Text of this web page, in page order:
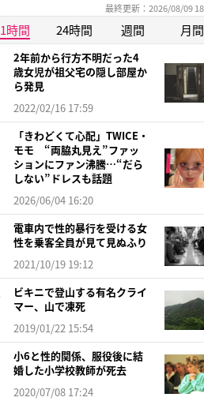
最終更新：2026/08/09
1時間 24時間 週間 月間
2年前から行方不明だった4
歳女児が祖父宅の隠し部屋か
ら発見
2022/02/16 17:59
「きわどくて心配」TWICE・
モモ “両脇丸見え”ファッ
ションにファン沸騰…“だら
しない”ドレスも話題
2026/06/04 16:20
電車内で性的暴行を受ける女
性を乗客全員が見て見ぬふり
2021/10/19 19:12
ビキニで登山する有名クライ
マー、山で凍死
2019/01/22 15:54
小6と性的関係、服役後に結
婚した小学校教師が死去
2020/07/08 17:24